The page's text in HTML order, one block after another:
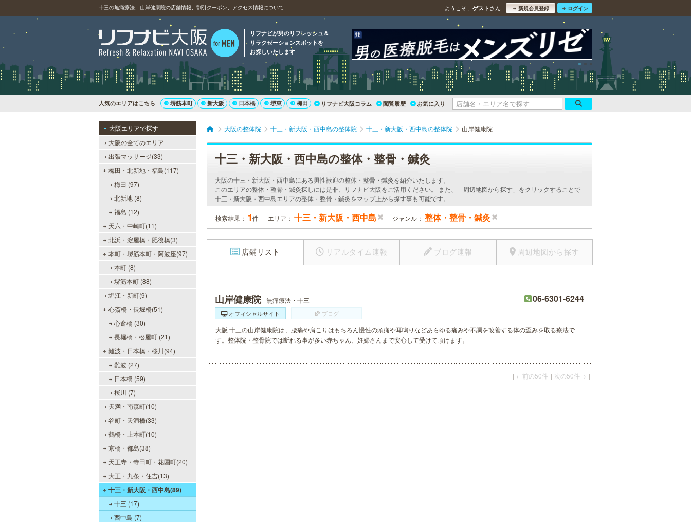
十三の無痛療法、山岸健康院の店舗情報、割引クーポン、アクセス情報について ようこそ、 ゲスト さん 新規会員登録 ログイン
リフナビが男のリフレッシュ＆
リラクゼーションスポットを
お探しいたします
人気のエリアはこちら 堺筋本町 新大阪 日本橋 堺東 梅田 リフナビ大阪コラム 閲覧履歴 お気に入り
大阪エリアで探す
大阪の全てのエリア
出張マッサージ(33)
梅田・北新地・福島(117)
梅田 (97)
北新地 (8)
福島 (12)
天六・中崎町(11)
北浜・淀屋橋・肥後橋(3)
本町・堺筋本町・阿波座(97)
本町 (8)
堺筋本町 (88)
堀江・新町(9)
心斎橋・長堀橋(51)
心斎橋 (30)
長堀橋・松屋町 (21)
難波・日本橋・桜川(94)
難波 (27)
日本橋 (59)
桜川 (7)
天満・南森町(10)
谷町・天満橋(33)
鶴橋・上本町(10)
京橋・都島(38)
天王寺・寺田町・花園町(20)
大正・九条・住吉(13)
十三・新大阪・西中島(89)
十三 (17)
西中島 (7)
大阪の整体院 十三・新大阪・西中島の整体院 十三・新大阪・西中島の整体院 山岸健康院
十三・新大阪・西中島の整体・整骨・鍼灸
大阪の十三・新大阪・西中島にある男性歓迎の整体・整骨・鍼灸を紹介いたします。
このエリアの整体・整骨・鍼灸探しには是非、リフナビ大阪をご活用ください。 また、「周辺地図から探す」をクリックすることで
十三・新大阪・西中島エリアの整体・整骨・鍼灸をマップ上から探す事も可能です。
検索結果： 1件 エリア： 十三・新大阪・西中島 ジャンル： 整体・整骨・鍼灸
店鋪リスト リアルタイム速報 ブログ速報 周辺地図から探す
山岸健康院 無痛療法・十三 06-6301-6244
オフィシャルサイト ブログ
大阪 十三の山岸健康院は、腰痛や肩こりはもちろん慢性の頭痛や耳鳴りなどあらゆる痛みや不調を改善する体の歪みを取る療法で
す。整体院・整骨院では断れる事が多い赤ちゃん、妊婦さんまで安心して受けて頂けます。
｜ ←前の50件 ｜ 次の50件→ ｜